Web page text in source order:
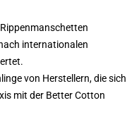
internationalen
von Herstellern, die sich
mit der Better Cotton